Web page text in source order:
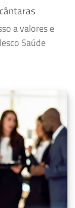
a valores e
Saúde